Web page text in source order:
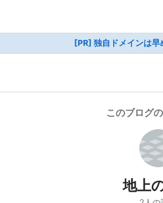
[PR] 独自ドメインは早
このブログ
地上